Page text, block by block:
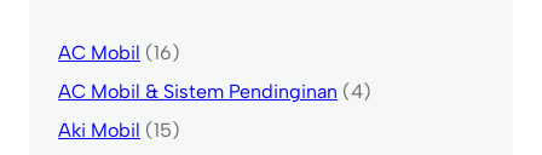
AC Mobil (16)
AC Mobil & Sistem Pendinginan (4)
Aki Mobil (15)